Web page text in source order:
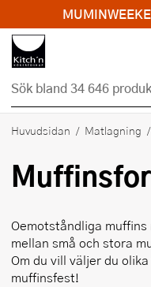
Hopp till huvudinnehållet
Huvudsidan Matlagning
Oemotståndliga
mellan små och stora
Om du vill väljer du
muffinsfest!